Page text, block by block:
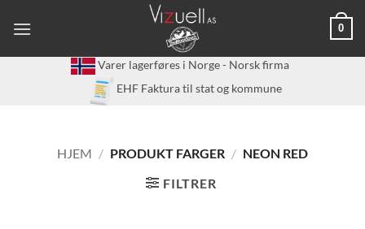
0
Varer lagerføres i Norge - Norsk firma
EHF Faktura til stat og kommune
HJEM / PRODUKT FARGER / NEON RED
FILTRER